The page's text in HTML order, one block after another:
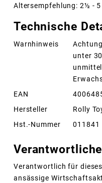
Altersempfehlung: 2½ -
Technische
Warnhinweis
unter
EAN
Hersteller
Rolly
Hst.-Nummer
011841
Verantwortlich für
ansässige